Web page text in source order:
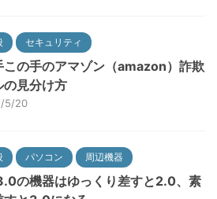
セキュリティ
この手のアマゾン（amazon）詐欺
の見分け方
5/20
パソコン 周辺機器
の機器はゆっくり差すと2.0、素